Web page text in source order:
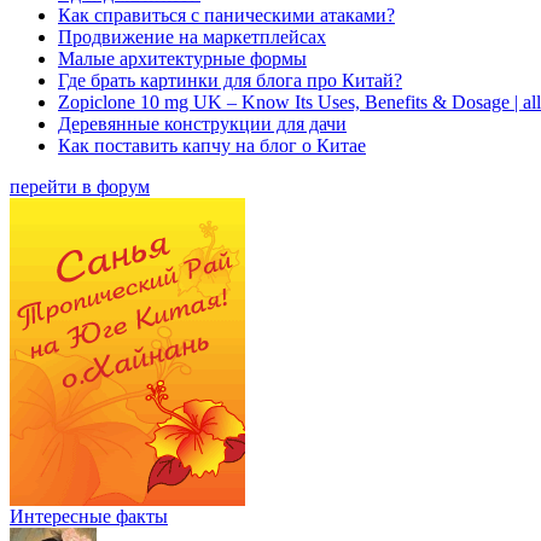
Как справиться с паническими атаками?
Продвижение на маркетплейсах
Малые архитектурные формы
Где брать картинки для блога про Китай?
Zopiclone 10 mg UK – Know Its Uses, Benefits & Dosage |
Деревянные конструкции для дачи
Как поставить капчу на блог о Китае
перейти в форум
Интересные факты